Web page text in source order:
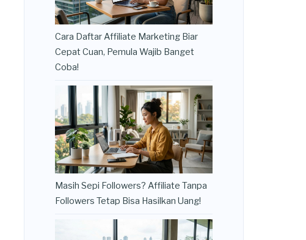
Cara Daftar Affiliate Marketing Biar
Cepat Cuan, Pemula Wajib Banget
Coba!
Masih Sepi Followers? Affiliate Tanpa
Followers Tetap Bisa Hasilkan Uang!